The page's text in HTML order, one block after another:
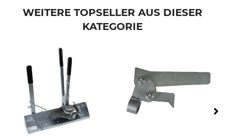
WEITERE TOPSELLER AUS DIESER
KATEGORIE